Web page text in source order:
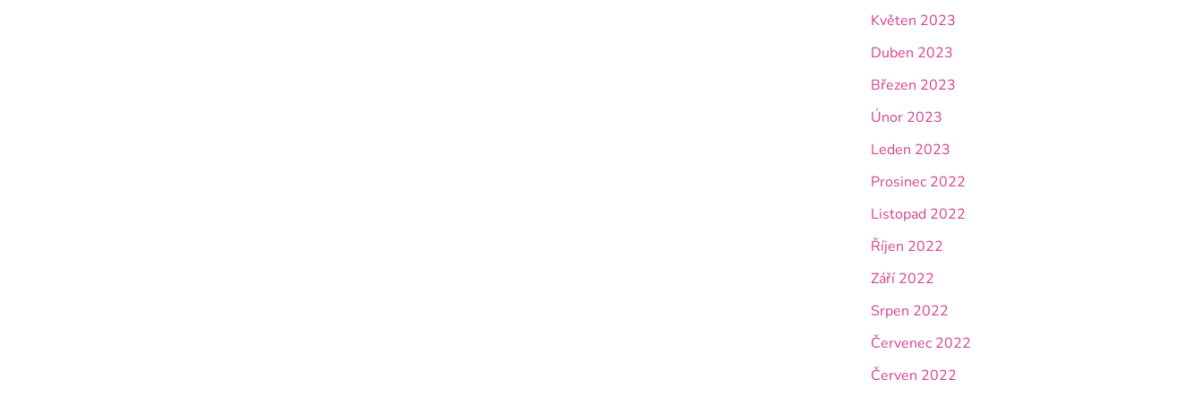
Květen 2023
Duben 2023
Březen 2023
Únor 2023
Leden 2023
Prosinec 2022
Listopad 2022
Říjen 2022
Září 2022
Srpen 2022
Červenec 2022
Červen 2022